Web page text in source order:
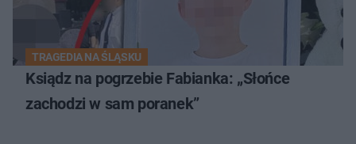
TRAGEDIA NA ŚLĄSKU
Ksiądz na pogrzebie Fabianka: „Słońce
zachodzi w sam poranek”